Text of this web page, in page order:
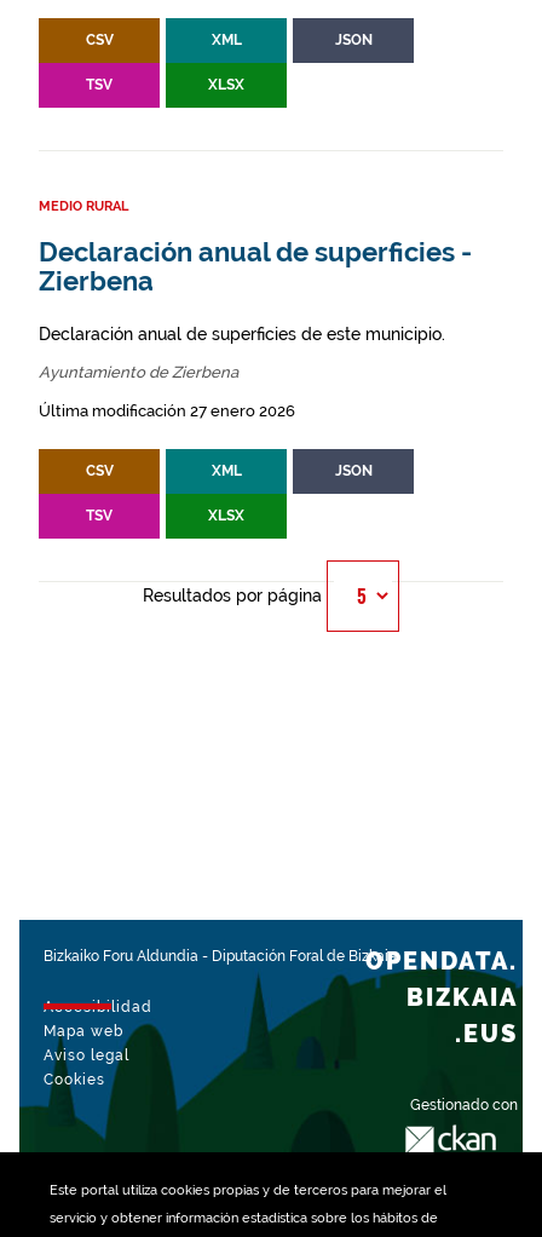
Este portal utiliza cookiespropias y de terceros para mejorar el
servicio y obtener información estadística sobre los hábitos de
CSV XML JSON
TSV XLSX
MEDIO RURAL
Declaración anual de superficies -
Zierbena
Declaración anual de superficies de este municipio.
Ayuntamiento de Zierbena
Última modificación 27 enero 2026
CSV XML JSON
TSV XLSX
Resultados por página
Bizkaiko Foru Aldundia - Diputación Foral de Bizkaia
Accesibilidad
Mapa web
Aviso legal
Cookies
Gestionado con
OPENDATA.
BIZKAIA
.EUS